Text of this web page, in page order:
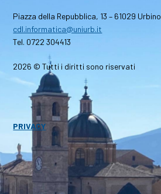
Piazza della Repubblica, 13 – 61029 Urbino
cdl.informatica@uniurb.it
Tel. 0722 304413
2026 © Tutti i diritti sono riservati
PRIVACY